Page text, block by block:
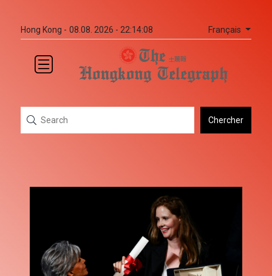
Hong Kong - 08.08. 2026 - 22:14:08 Français
Chercher